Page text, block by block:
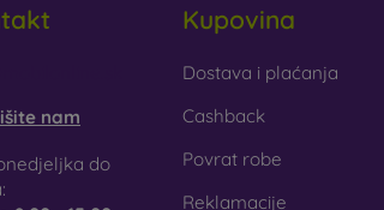
– staklo se koristi samo kao dodatak
staklena maskica može puknuti.
materijali
– kompostabilne
nam
do
Kupovina
Dostava i plaćanja
Cashback
Povrat robe
Reklamacije